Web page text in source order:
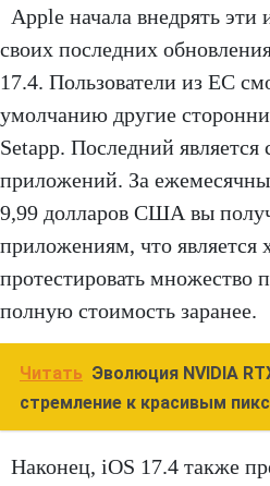
Apple начала внедрять
своих последних
17.4. Пользователи из ЕС
умолчанию другие
Setapp. Последний
приложений. За
9,99 долларов США вы
приложениям, что
протестировать множество
полную стоимость заранее.
Читать Эволюция NVIDIA
стремление к красивым
Наконец, iOS 17.4 также